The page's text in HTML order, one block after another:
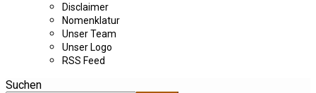
Disclaimer
Nomenklatur
Unser Team
Unser Logo
RSS Feed
Suchen